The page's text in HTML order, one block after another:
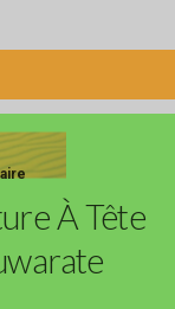
À Tête